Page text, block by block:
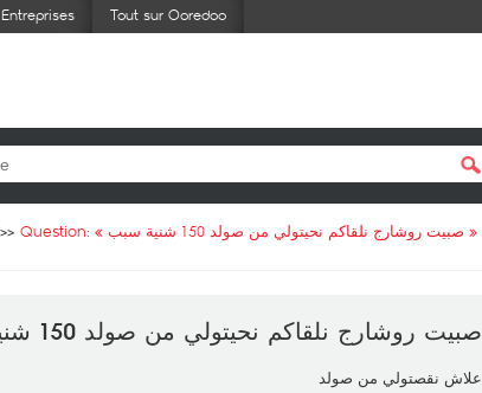
Entreprises Tout sur Ooredoo
Question: « صبيت روشارج نلقاكم نحيتولي من صولد 150 شنية سبب »
صبيت روشارج نلقاكم نحيتولي من صولد 150 شنية سبب
علاش نقصتولي من صولد